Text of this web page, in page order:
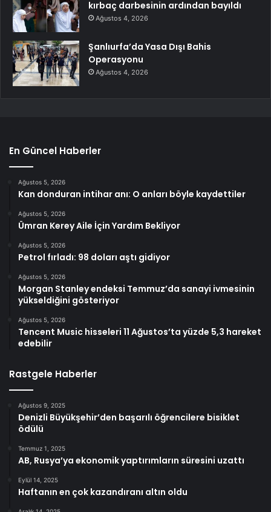
kırbaç darbesinin ardından bayıldı
Ağustos 4, 2026
Şanlıurfa’da Yasa Dışı Bahis
Operasyonu
Ağustos 4, 2026
En Güncel Haberler
Ağustos 5, 2026
Kan donduran intihar anı: O anları böyle kaydettiler
Ağustos 5, 2026
Ümran Kerey Aile İçin Yardım Bekliyor
Ağustos 5, 2026
Petrol fırladı: 98 doları aştı gidiyor
Ağustos 5, 2026
Morgan Stanley endeksi Temmuz’da sanayi ivmesinin
yükseldiğini gösteriyor
Ağustos 5, 2026
Tencent Music hisseleri 11 Ağustos’ta yüzde 5,3 hareket
edebilir
Rastgele Haberler
Ağustos 9, 2025
Denizli Büyükşehir’den başarılı öğrencilere bisiklet
ödülü
Temmuz 1, 2025
AB, Rusya’ya ekonomik yaptırımların süresini uzattı
Eylül 14, 2025
Haftanın en çok kazandıranı altın oldu